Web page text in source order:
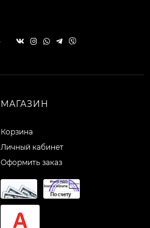
МАГАЗИН
Корзина
Личный кабинет
Оформить заказ